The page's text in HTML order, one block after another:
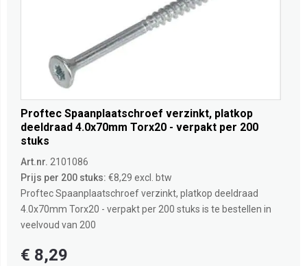
Proftec Spaanplaatschroef verzinkt, platkop
deeldraad 4.0x70mm Torx20 - verpakt per 200
stuks
Art.nr. 2101086
Prijs per 200 stuks: €8,29 excl. btw
Proftec Spaanplaatschroef verzinkt, platkop deeldraad
4.0x70mm Torx20 - verpakt per 200 stuks is te bestellen in
veelvoud van 200
€ 8,29